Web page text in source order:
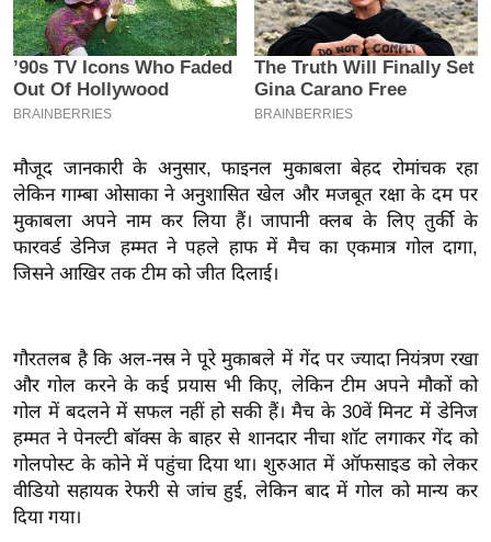
इ
म
ई
-
प
र
मि
सा
बे
मि
सा
ल
श
ख्सि
य
मौजूद जानकारी के अनुसार, फाइनल मुकाबला बेहद रोमांचक रहा
लेकिन गाम्बा ओसाका ने अनुशासित खेल और मजबूत रक्षा के दम पर
मुकाबला अपने नाम कर लिया हैं। जापानी क्लब के लिए तुर्की के
फारवर्ड डेनिज हम्मत ने पहले हाफ में मैच का एकमात्र गोल दागा,
जिसने आखिर तक टीम को जीत दिलाई।
गौरतलब है कि अल-नस्र ने पूरे मुकाबले में गेंद पर ज्यादा नियंत्रण रखा
और गोल करने के कई प्रयास भी किए, लेकिन टीम अपने मौकों को
गोल में बदलने में सफल नहीं हो सकी हैं। मैच के 30वें मिनट में डेनिज
हम्मत ने पेनल्टी बॉक्स के बाहर से शानदार नीचा शॉट लगाकर गेंद को
गोलपोस्ट के कोने में पहुंचा दिया था। शुरुआत में ऑफसाइड को लेकर
वीडियो सहायक रेफरी से जांच हुई, लेकिन बाद में गोल को मान्य कर
दिया गया।